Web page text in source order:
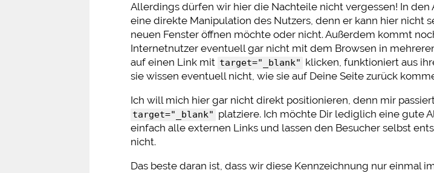
Allerdings dürfen wir hier die Nachteile nicht vergessen! In
eine direkte Manipulation des Nutzers, denn er kann hier nicht
neuen Fenster öffnen möchte oder nicht. Außerdem kommt
Internetnutzer eventuell gar nicht mit dem Browsen in
auf einen Link mit target="_blank" klicken, funktioniert aus
sie wissen eventuell nicht, wie sie auf Deine Seite zurück
Ich will mich hier gar nicht direkt positionieren, denn mir
target="_blank" platziere. Ich möchte Dir lediglich eine gute
einfach alle externen Links und lassen den Besucher selbst
nicht.
Das beste daran ist, dass wir diese Kennzeichnung nur einmal